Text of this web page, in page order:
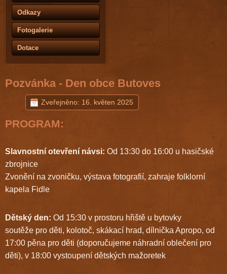
Odkazy
Fotogalerie
Dotace
Pozvánka - Den obce Butoves
Zveřejněno: 16. květen 2025
PROGRAM:
Slavnostní otevření návsi: Od 13:30 do 16:00 u hasičské
zbrojnice
Zvonění na zvoničku, výstava fotografií, zahraje folklorní
kapela Fidle
Dětský den: Od 15:30 v prostoru hřiště u bytovky
soutěže pro děti, kolotoč, skákací hrad, dílnička Apropo, od
17:00 pěna pro děti (doporučujeme náhradní oblečení pro
děti), v 18:00 vystoupení dětských mažoretek